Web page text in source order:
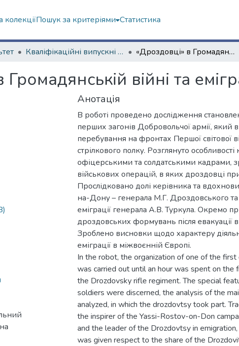
колекціїПошук за критеріями Статистика
Кваліфікаційні випускні роботи бакалаврів. Історичний факультет «Дроздовці» в Громадянській війні та еміграції (1918–1939)
війні та
Анотація
В роботі проведено дослідження
перших загонів Добровольчої армії, який
перебування на фронтах Першої світової
стрілкового полку. Розглянуто
офіцерськими та солдатськими кадрами,
військових операцій, в яких дроздовці
Прослідковано долі керівника та
на-Дону – генерала М.Г. Дроздовського та
еміграції генерала А.В. Туркула. Окремо
дроздовських формувань після евакуації
Зроблено висновки щодо характеру
еміграції в міжвоєнній Європі.
In the robot, the organization of one of the
was carried out until an hour was spent on
the Drozdovsky rifle regiment. The special
soldiers were discerned, the analysis of the
analyzed, in which the drozdovtsy took part.
the inspirer of the Yassi-Rostov-on-Don
and the leader of the Drozdovtsy in emigration,
was given respect to the share of the